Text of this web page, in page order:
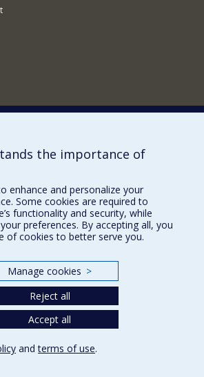
Département?the importance of
enhance and personalize your
Some cookies are required to
functionality and security, while
preferences. By accepting all, you
of cookies to better serve you.
Manage cookies >
Reject all
Accept all
andterms of use.